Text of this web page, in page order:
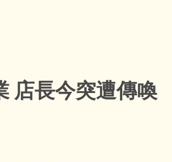
店長今突遭傳喚